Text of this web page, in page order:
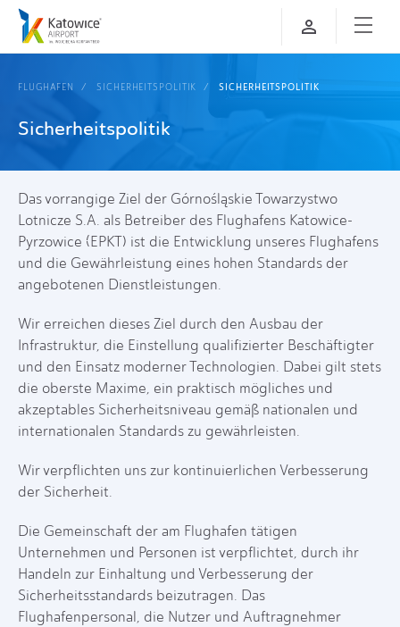
FLUGHAFEN SICHERHEITSPOLITIK SICHERHEITSPOLITIK
Sicherheitspolitik
Das vorrangige Ziel der Górnośląskie Towarzystwo
Lotnicze S.A. als Betreiber des Flughafens Katowice-
Pyrzowice (EPKT) ist die Entwicklung unseres Flughafens
und die Gewährleistung eines hohen Standards der
angebotenen Dienstleistungen.
Wir erreichen dieses Ziel durch den Ausbau der
Infrastruktur, die Einstellung qualifizierter Beschäftigter
und den Einsatz moderner Technologien. Dabei gilt stets
die oberste Maxime, ein praktisch mögliches und
akzeptables Sicherheitsniveau gemäß nationalen und
internationalen Standards zu gewährleisten.
Wir verpflichten uns zur kontinuierlichen Verbesserung
der Sicherheit.
Die Gemeinschaft der am Flughafen tätigen
Unternehmen und Personen ist verpflichtet, durch ihr
Handeln zur Einhaltung und Verbesserung der
Sicherheitsstandards beizutragen. Das
Flughafenpersonal, die Nutzer und Auftragnehmer